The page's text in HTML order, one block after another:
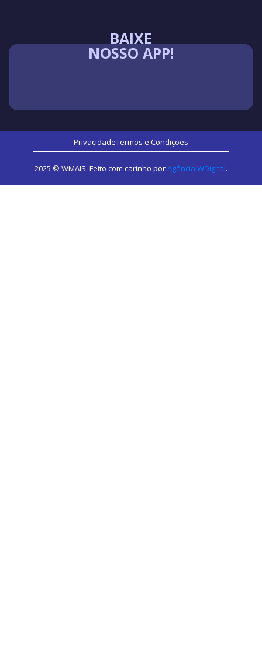
BAIXE
NOSSO APP!
PrivacidadeTermos e Condições
2025 © WMAIS. Feito com carinho porAgência WDigital.